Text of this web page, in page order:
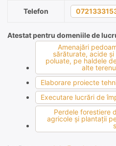
Telefon
Atestat pentru domeniile de
Amenajări
sărăturate, acide
poluate, pe haldele
alte
Elaborare proiecte
Executare lucrări de
Perdele forestiere
agricole şi plantaţii